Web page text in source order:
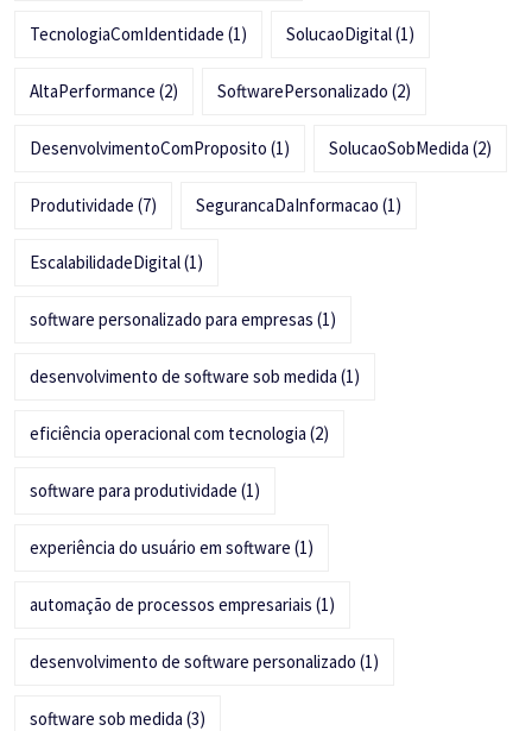
TecnologiaComIdentidade (1) SolucaoDigital(1)
AltaPerformance (2) SoftwarePersonalizado (2)
DesenvolvimentoComProposito (1) SolucaoSobMedida (2)
Produtividade (7) SegurancaDaInformacao (1)
EscalabilidadeDigital(1)
software personalizado para empresas (1)
desenvolvimento de software sob medida (1)
eficiência operacional com tecnologia (2)
software para produtividade (1)
experiência do usuário em software (1)
automação de processos empresariais (1)
desenvolvimento de software personalizado (1)
software sob medida (3)